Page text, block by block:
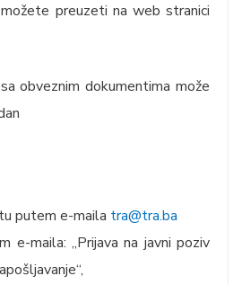
preuzeti na web stranici
obveznim dokumentima može
putem e-maila tra@tra.ba
e-maila: „Prijava na javni poziv